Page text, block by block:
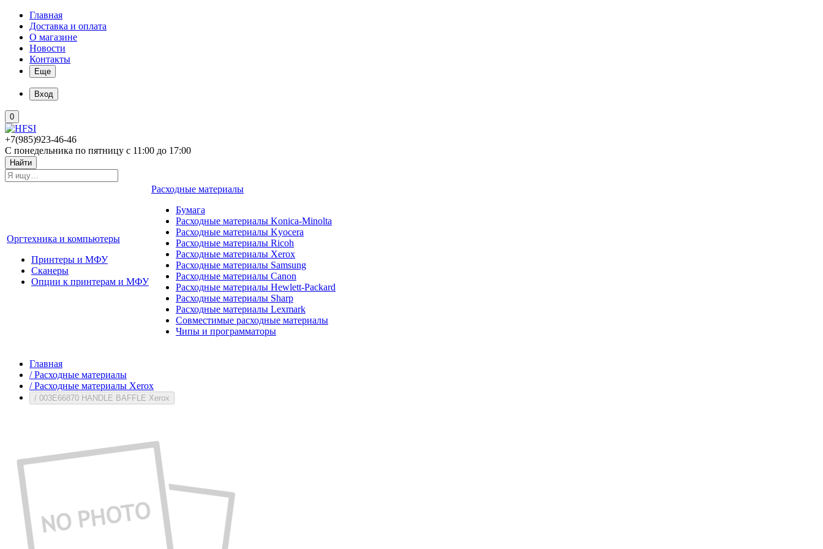
Главная
Доставка и оплата
О магазине
Новости
Контакты
Еще
Вход
0
+7(985)923-46-46
С понедельника по пятницу с 11:00 до 17:00
Найти
Оргтехника и компьютеры
Принтеры и МФУ
Сканеры
Опции к принтерам и МФУ
Расходные материалы
Бумага
Расходные материалы Konica-Minolta
Расходные материалы Kyocera
Расходные материалы Ricoh
Расходные материалы Xerox
Расходные материалы Samsung
Расходные материалы Canon
Расходные материалы Hewlett-Packard
Расходные материалы Sharp
Расходные материалы Lexmark
Совместимые расходные материалы
Чипы и программаторы
Главная
/ Расходные материалы
/ Расходные материалы Xerox
/ 003E66870 HANDLE BAFFLE Xerox